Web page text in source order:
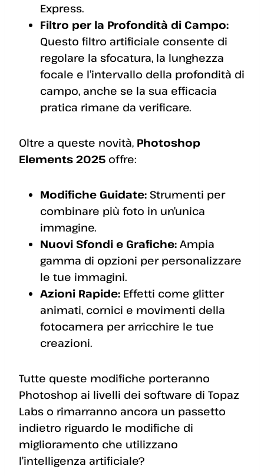
Express.
Filtro per la Profondità di Campo:
Questo filtro artificiale consente di
regolare la sfocatura, la lunghezza
focale e l’intervallo della profondità di
campo, anche se la sua efficacia
pratica rimane da verificare.
Oltre a queste novità, Photoshop
Elements 2025 offre:
Modifiche Guidate: Strumenti per
combinare più foto in un’unica
immagine.
Nuovi Sfondi e Grafiche: Ampia
gamma di opzioni per personalizzare
le tue immagini.
Azioni Rapide: Effetti come glitter
animati, cornici e movimenti della
fotocamera per arricchire le tue
creazioni.
Tutte queste modifiche porteranno
Photoshop ai livelli dei software di Topaz
Labs o rimarranno ancora un passetto
indietro riguardo le modifiche di
miglioramento che utilizzano
l’intelligenza artificiale?